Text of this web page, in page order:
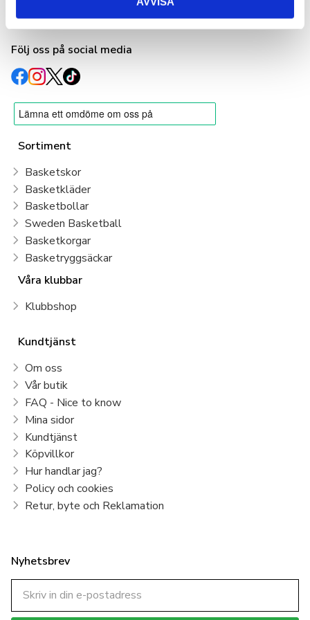
Tel: 08-618 33 10
Följ oss på social media
Sortiment
Basketskor
Basketkläder
Basketbollar
Sweden Basketball
Basketkorgar
Basketryggsäckar
Våra klubbar
Klubbshop
Kundtjänst
Om oss
Vår butik
FAQ - Nice to know
Mina sidor
Kundtjänst
Köpvillkor
Hur handlar jag?
Policy och cookies
Retur, byte och Reklamation
Nyhetsbrev